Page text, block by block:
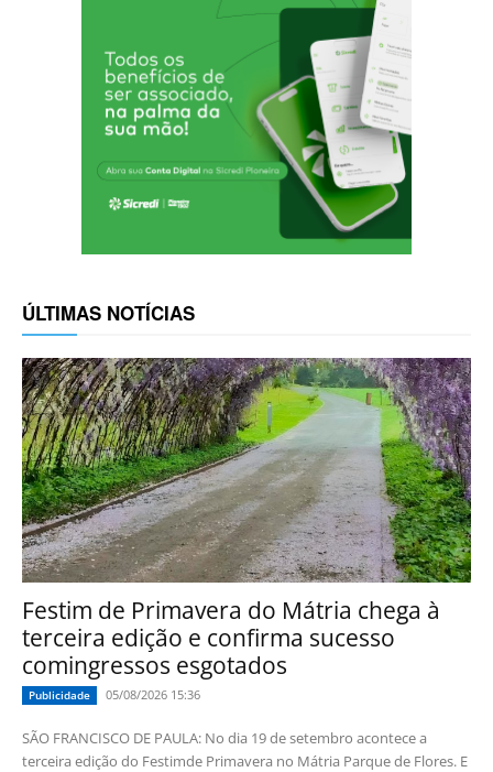
ÚLTIMAS NOTÍCIAS
Festim de Primavera do Mátria chega à
terceira edição e confirma sucesso
comingressos esgotados
Publicidade 05/08/2026 15:36
SÃO FRANCISCO DE PAULA: No dia 19 de setembro acontece a
terceira edição do Festimde Primavera no Mátria Parque de Flores. E